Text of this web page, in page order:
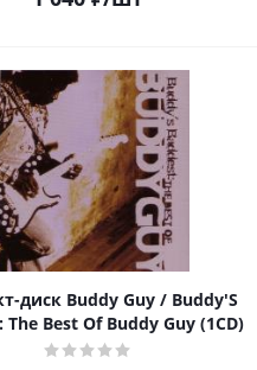
диск Buddy Guy / Buddy'S
The Best Of Buddy Guy (1CD)